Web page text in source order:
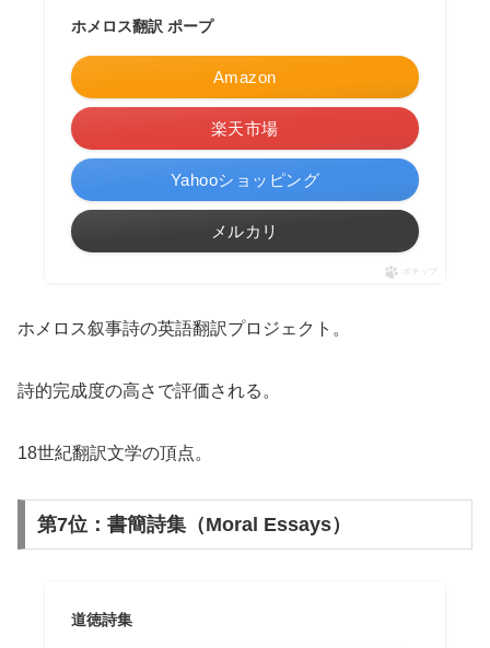
ホメロス翻訳 ポープ
Amazon
楽天市場
Yahooショッピング
メルカリ
ポチップ
ホメロス叙事詩の英語翻訳プロジェクト。
詩的完成度の高さで評価される。
18世紀翻訳文学の頂点。
第7位：書簡詩集（Moral Essays）
道徳詩集